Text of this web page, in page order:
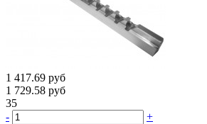
1 417.69 руб
1 729.58 руб
35
-
+